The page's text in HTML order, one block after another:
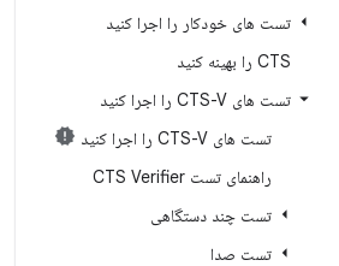
تست های خودکار را اجرا کنید
CTS را بهینه کنید
تست های CTS-V را اجرا کنید
تست های CTS-V را اجرا کنید
راهنمای تست CTS Verifier
تست چند دستگاهی
تست صدا